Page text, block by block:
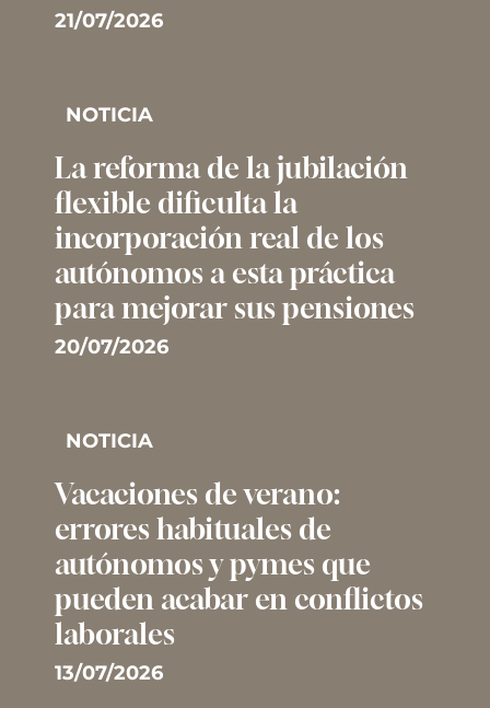
21/07/2026
NOTICIA
La reforma de la jubilación
flexible dificulta la
incorporación real de los
autónomos a esta práctica
para mejorar sus pensiones
20/07/2026
NOTICIA
Vacaciones de verano:
errores habituales de
autónomos y pymes que
pueden acabar en conflictos
laborales
13/07/2026